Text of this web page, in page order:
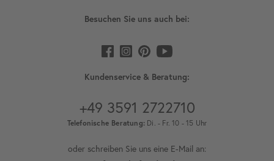
Besuchen Sie uns auch bei:
Kundenservice & Beratung:
+49 3591 2722710
Telefonische Beratung: Di. - Fr. 10 - 15 Uhr
oder schreiben Sie uns eine E-Mail an: